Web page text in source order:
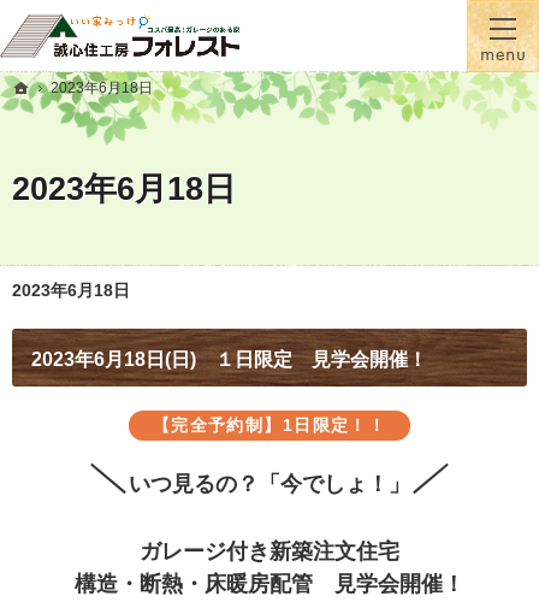
2023年6月18日
『蓄熱式全館床暖房』が標準！一年間温かい家に住むなら誠心住工房フォレスト
横手市・大仙市の注文住宅・新築戸建て・リフォームを手がける工務店なら誠心住工房フ
2023年6月18日
2023年6月18日(日) １日限定 見学会開催！
【完全予約制】 1日限定！！
いつ見るの？「今でしょ！」
ガレージ付き新築注文住宅
構造・断熱・床暖房配管 見学会開催！
ホーム
2023年6月18日